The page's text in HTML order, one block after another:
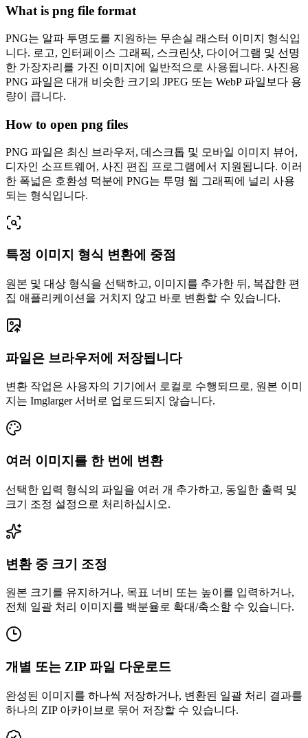
What is png file format
PNG는 알파 투명도를 지원하는 무손실 래스터 이미지 형식입
니다. 로고, 인터페이스 그래픽, 스크린샷, 다이어그램 및 선명
한 가장자리를 가진 이미지에 일반적으로 사용됩니다. 사진용
PNG 파일은 대개 비슷한 크기의 JPEG 또는 WebP 파일보다 용
량이 큽니다.
How to open png files
PNG 파일은 최신 브라우저, 데스크톱 및 모바일 이미지 뷰어,
디자인 소프트웨어, 사진 편집 프로그램에서 지원됩니다. 이러
한 폭넓은 호환성 덕분에 PNG는 투명 웹 그래픽에 널리 사용
되는 형식입니다.
특정 이미지 형식 변환에 중점
원본 및 대상 형식을 선택하고, 이미지를 추가한 뒤, 복잡한 편
집 애플리케이션을 거치지 않고 바로 변환할 수 있습니다.
파일은 브라우저에 저장됩니다
변환 작업은 사용자의 기기에서 로컬로 수행되므로, 원본 이미
지는 Imglarger 서버로 업로드되지 않습니다.
여러 이미지를 한 번에 변환
선택한 입력 형식의 파일을 여러 개 추가하고, 동일한 출력 및
크기 조정 설정으로 처리하십시오.
변환 중 크기 조정
원본 크기를 유지하거나, 목표 너비 또는 높이를 입력하거나,
전체 일괄 처리 이미지를 백분율로 확대/축소할 수 있습니다.
개별 또는 ZIP 파일 다운로드
완성된 이미지를 하나씩 저장하거나, 변환된 일괄 처리 결과를
하나의 ZIP 아카이브로 묶어 저장할 수 있습니다.